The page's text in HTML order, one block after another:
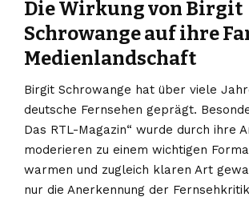
Die Wirkung von Birgit
Schrowange auf ihre
Medienlandschaft
Birgit Schrowange hat über viele
deutsche Fernsehen geprägt.
Das RTL-Magazin“ wurde durch ihre
moderieren zu einem wichtigen
warmen und zugleich klaren Art
nur die Anerkennung der